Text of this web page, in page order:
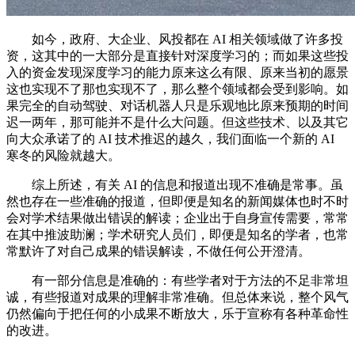
如今，政府、大企业、风投都在 AI 相关领域做了许多投
资，这其中的一大部分是直接针对深度学习的；而如果这些投
入的资金发现深度学习的能力原来这么有限、原来当初的愿景
这也实现不了那也实现不了，那么整个领域都会受到影响。如
果完全的自动驾驶、对话机器人只是乐观地比原来预期的时间
迟一两年，那可能并不是什么大问题。但这些技术、以及其它
向大众承诺了的 AI 技术推迟的越久，我们面临一个新的 AI
寒冬的风险就越大。
综上所述，有关 AI 的信息和报道出现不准确是常事。虽
然也存在一些准确的报道，但即便是知名的新闻媒体也时不时
会对学术结果做出错误的解读；企业出于自身宣传需要，常常
在其中推波助澜；学术研究人员们，即便是知名的学者，也常
常默许了对自己成果的错误解读，不做任何公开澄清。
有一部分信息是准确的：有些学者对于方法的不足非常坦
诚，有些报道对成果的理解非常准确。但总体来说，整个风气
仍然偏向于把任何的小成果不断放大，乐于宣称有各种革命性
的改进。